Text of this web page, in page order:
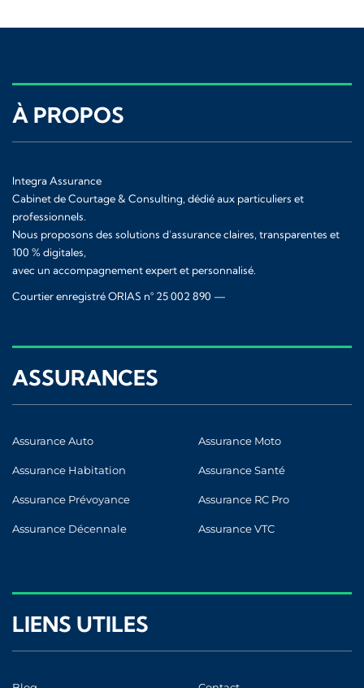
À PROPOS
Integra Assurance
Cabinet de Courtage & Consulting, dédié aux particuliers et
professionnels.
Nous proposons des solutions d’assurance claires, transparentes et
100 % digitales,
avec un accompagnement expert et personnalisé.
Courtier enregistré ORIAS n° 25 002 890 —
ASSURANCES
Assurance Auto Assurance Moto
Assurance Habitation Assurance Santé
Assurance Prévoyance Assurance RC Pro
Assurance Décennale Assurance VTC
LIENS UTILES